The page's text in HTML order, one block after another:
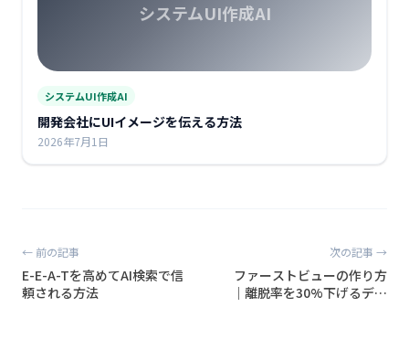
システムUI作成AI
システムUI作成AI
開発会社にUIイメージを伝える方法
2026年7月1日
← 前の記事
E-E-A-Tを高めてAI検索で信
頼される方法
次の記事 →
ファーストビューの作り方
｜離脱率を30%下げるデザ